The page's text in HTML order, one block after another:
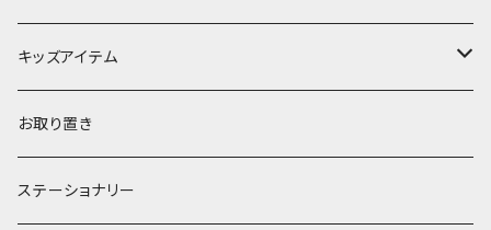
お茶碗
汁椀・丼ぶり
財布・ポーチ
雨傘・日傘
靴・くつした
クッションカバー
スローケット
キッズアイテム
靴
スタイ・エプロン
お取り置き
ステーショナリー